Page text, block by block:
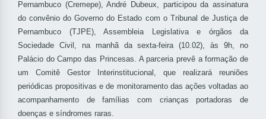
Pernambuco (Cremepe), André Dubeux, participou da assinatura
do convênio do Governo do Estado com o Tribunal de Justiça de
Pernambuco (TJPE), Assembleia Legislativa e órgãos da
Sociedade Civil, na manhã da sexta-feira (10.02), às 9h, no
Palácio do Campo das Princesas. A parceria prevê a formação de
um Comitê Gestor Interinstitucional, que realizará reuniões
periódicas propositivas e de monitoramento das ações voltadas ao
acompanhamento de famílias com crianças portadoras de
doenças e síndromes raras.